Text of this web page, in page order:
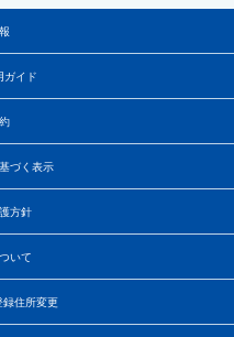
ガイド
づく表示
方針
いて
録住所変更